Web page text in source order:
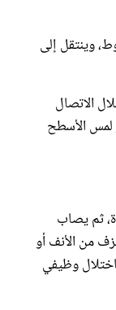
وينتقل إلى
الاتصال
لمس الأسطح
ثم يصاب
من الأنف أو
وظيفي